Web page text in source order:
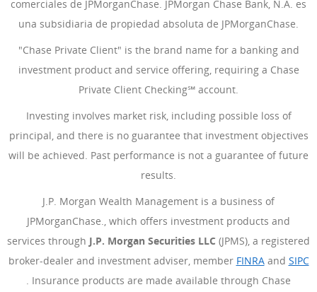
comerciales de JPMorganChase. JPMorgan Chase Bank, N.A. es
una subsidiaria de propiedad absoluta de JPMorganChase.
"Chase Private Client" is the brand name for a banking and
investment product and service offering, requiring a Chase
Private Client Checking℠ account.
Investing involves market risk, including possible loss of
principal, and there is no guarantee that investment objectives
will be achieved. Past performance is not a guarantee of future
results.
J.P. Morgan Wealth Management is a business of
JPMorganChase., which offers investment products and
services through J.P. Morgan Securities LLC (JPMS), a registered
broker-dealer and investment adviser, member FINRA(Se abre
and SIPC
(Se abre en superposición)
. Insurance products are made available through Chase